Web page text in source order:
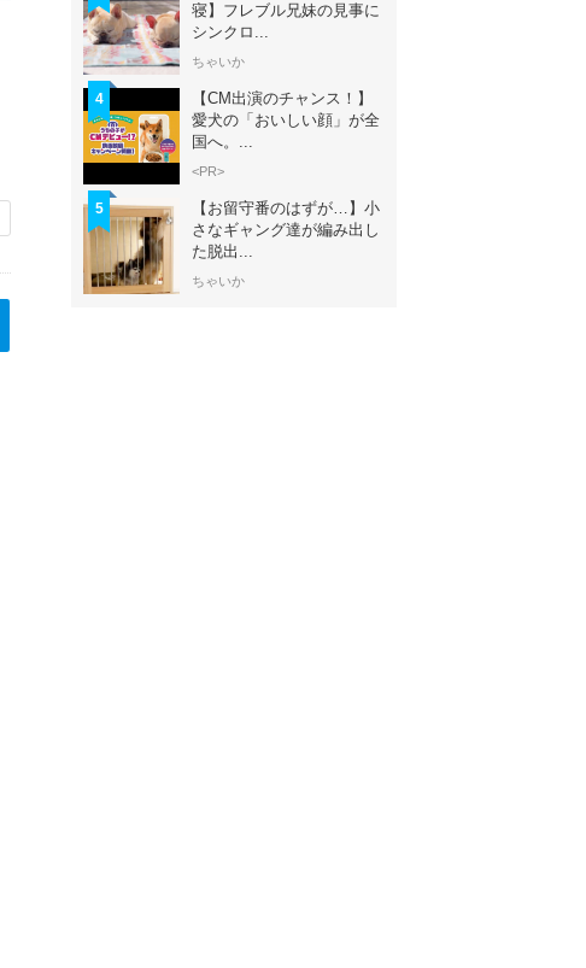
寝】フレブル兄妹の見事に
シンクロ...
ちゃいか
4
【CM出演のチャンス！】
愛犬の「おいしい顔」が全
国へ。...
<PR>
5
【お留守番のはずが…】小
さなギャング達が編み出し
た脱出...
ちゃいか